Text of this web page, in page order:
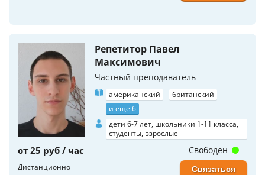
Репетитор Павел
Максимович
Частный преподаватель
американский
британский
и еще 6
дети 6-7 лет, школьники 1-11 класса,
студенты, взрослые
от 25 руб / час
Дистанционно
Свободен
Связаться